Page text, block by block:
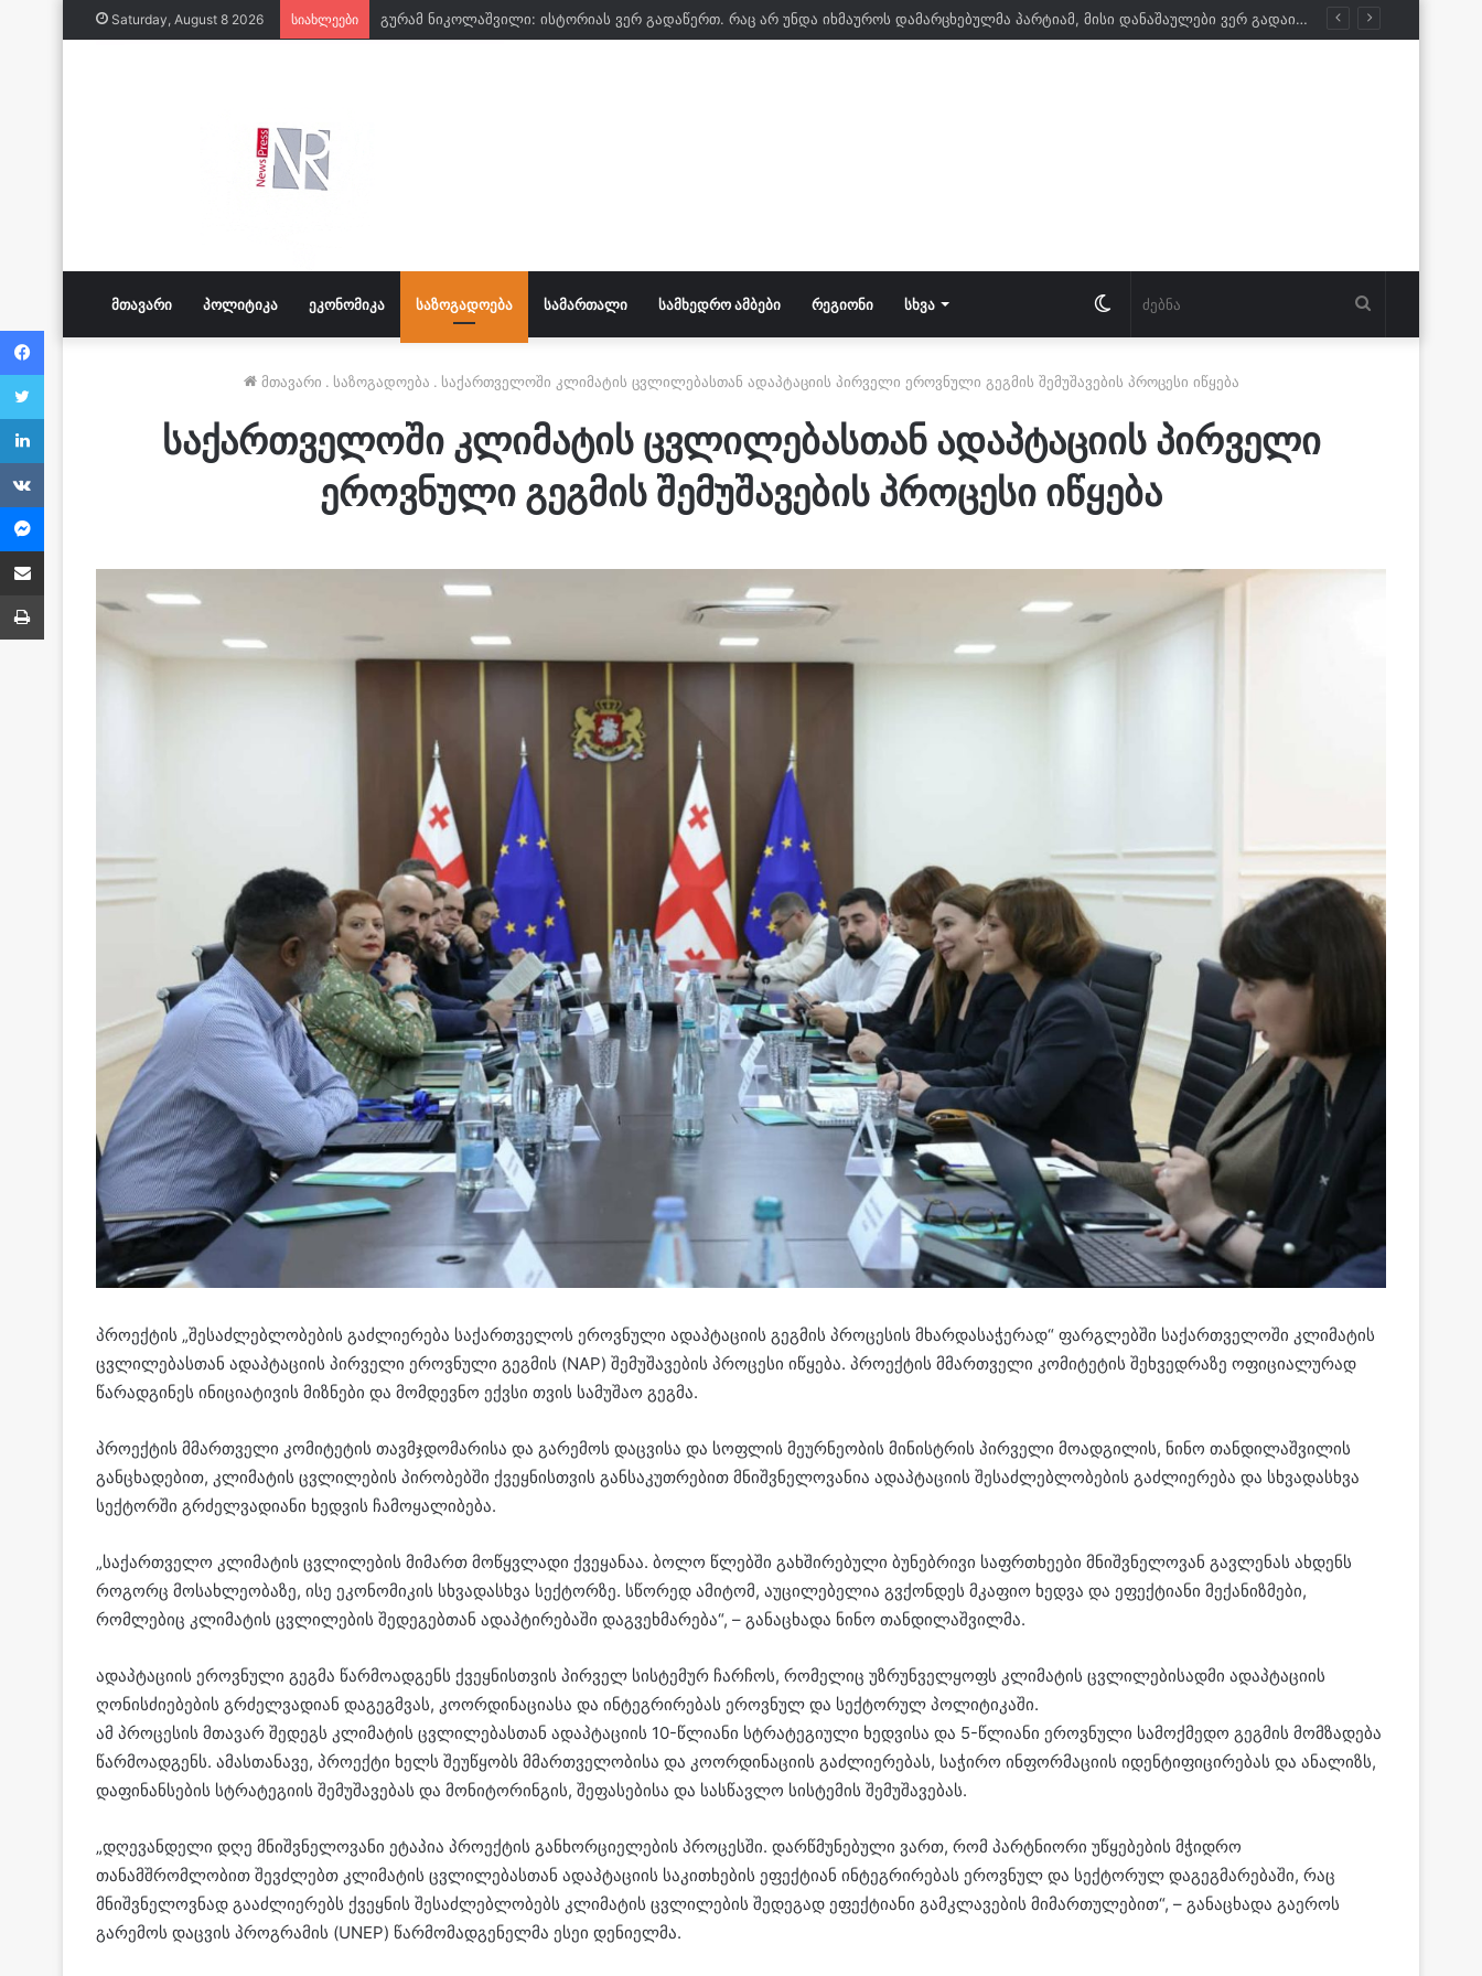
Saturday, August 8 2026 სიახლეები გურამ ნიკოლაშვილი: ისტორიას ვერ გადაწერთ. რაც არ უნდა იხმაუროს დამარცხებულმა პარტიამ, მისი დანაშაულები ვერ გადაიფარება
ᲛᲗᲐᲕᲐᲠᲘ ᲞᲝᲚᲘᲢᲘᲙᲐ ᲔᲙᲝᲜᲝᲛᲘᲙᲐ ᲡᲐᲖᲝᲒᲐᲓᲝᲔᲑᲐ ᲡᲐᲛᲐᲠᲗᲐᲚᲘ ᲡᲐᲛᲮᲔᲓᲠᲝ ᲐᲛᲑᲔᲑᲘ ᲠᲔᲒᲘᲝᲜᲘ ᲡᲮᲕᲐ Switch
skin
მთავარი . საზოგადოება . საქართველოში კლიმატის ცვლილებასთან ადაპტაციის პირველი ეროვნული გეგმის შემუშავების პროცესი იწყება
საქართველოში კლიმატის ცვლილებასთან ადაპტაციის პირველი
ეროვნული გეგმის შემუშავების პროცესი იწყება
პროექტის „შესაძლებლობების გაძლიერება საქართველოს ეროვნული ადაპტაციის გეგმის პროცესის მხარდასაჭერად“ ფარგლებში საქართველოში კლიმატის
ცვლილებასთან ადაპტაციის პირველი ეროვნული გეგმის (NAP) შემუშავების პროცესი იწყება. პროექტის მმართველი კომიტეტის შეხვედრაზე ოფიციალურად
წარადგინეს ინიციატივის მიზნები და მომდევნო ექვსი თვის სამუშაო გეგმა.
პროექტის მმართველი კომიტეტის თავმჯდომარისა და გარემოს დაცვისა და სოფლის მეურნეობის მინისტრის პირველი მოადგილის, ნინო თანდილაშვილის
განცხადებით, კლიმატის ცვლილების პირობებში ქვეყნისთვის განსაკუთრებით მნიშვნელოვანია ადაპტაციის შესაძლებლობების გაძლიერება და სხვადასხვა
სექტორში გრძელვადიანი ხედვის ჩამოყალიბება.
„საქართველო კლიმატის ცვლილების მიმართ მოწყვლადი ქვეყანაა. ბოლო წლებში გახშირებული ბუნებრივი საფრთხეები მნიშვნელოვან გავლენას ახდენს
როგორც მოსახლეობაზე, ისე ეკონომიკის სხვადასხვა სექტორზე. სწორედ ამიტომ, აუცილებელია გვქონდეს მკაფიო ხედვა და ეფექტიანი მექანიზმები,
რომლებიც კლიმატის ცვლილების შედეგებთან ადაპტირებაში დაგვეხმარება“, – განაცხადა ნინო თანდილაშვილმა.
ადაპტაციის ეროვნული გეგმა წარმოადგენს ქვეყნისთვის პირველ სისტემურ ჩარჩოს, რომელიც უზრუნველყოფს კლიმატის ცვლილებისადმი ადაპტაციის
ღონისძიებების გრძელვადიან დაგეგმვას, კოორდინაციასა და ინტეგრირებას ეროვნულ და სექტორულ პოლიტიკაში.
ამ პროცესის მთავარ შედეგს კლიმატის ცვლილებასთან ადაპტაციის 10-წლიანი სტრატეგიული ხედვისა და 5-წლიანი ეროვნული სამოქმედო გეგმის მომზადება
წარმოადგენს. ამასთანავე, პროექტი ხელს შეუწყობს მმართველობისა და კოორდინაციის გაძლიერებას, საჭირო ინფორმაციის იდენტიფიცირებას და ანალიზს,
დაფინანსების სტრატეგიის შემუშავებას და მონიტორინგის, შეფასებისა და სასწავლო სისტემის შემუშავებას.
„დღევანდელი დღე მნიშვნელოვანი ეტაპია პროექტის განხორციელების პროცესში. დარწმუნებული ვართ, რომ პარტნიორი უწყებების მჭიდრო
თანამშრომლობით შევძლებთ კლიმატის ცვლილებასთან ადაპტაციის საკითხების ეფექტიან ინტეგრირებას ეროვნულ და სექტორულ დაგეგმარებაში, რაც
მნიშვნელოვნად გააძლიერებს ქვეყნის შესაძლებლობებს კლიმატის ცვლილების შედეგად ეფექტიანი გამკლავების მიმართულებით“, – განაცხადა გაეროს
გარემოს დაცვის პროგრამის (UNEP) წარმომადგენელმა ესეი დენიელმა.
Facebook
Twitter
LinkedIn
VKontakte
Messenger
Share via Email